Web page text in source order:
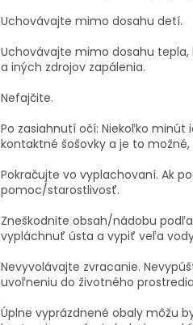
Uchovávajte mimo dosahu detí.
Uchovávajte mimo dosahu
a iných zdrojov zapálenia.
Nefajčite.
Po zasiahnutí očí: Niekoľko
kontaktné šošovky a je to
Pokračujte vo vyplachovaní. Ak
pomoc/starostlivosť.
Zneškodnite obsah/nádobu
vypláchnuť ústa a vypiť veľa
Nevyvolávajte zvracanie.
uvoľneniu do životného
Úplne vyprázdnené obaly môžu